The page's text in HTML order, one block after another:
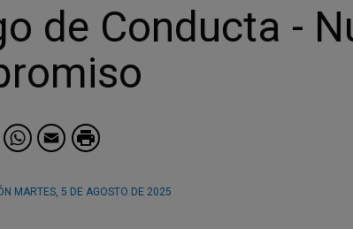
de Conducta -
LinkedIn
WhatsApp
Email
MARTES, 5 DE AGOSTO DE 2025